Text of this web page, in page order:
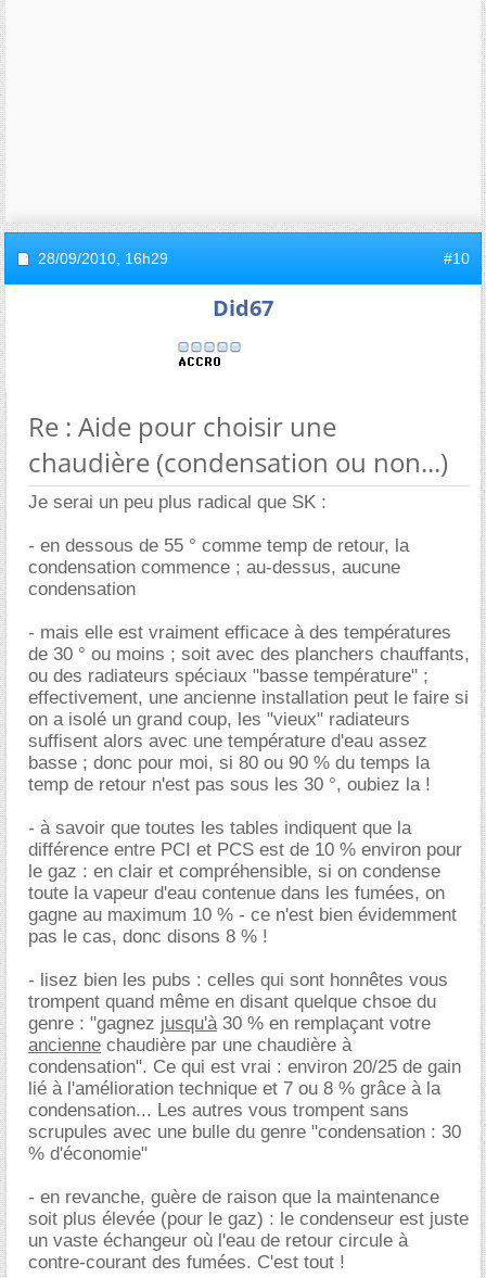
28/09/2010, 16h29 #10
Did67
Re : Aide pour choisir une
chaudière (condensation ou non...)
Je serai un peu plus radical que SK :
- en dessous de 55 ° comme temp de retour, la
condensation commence ; au-dessus, aucune
condensation
- mais elle est vraiment efficace à des températures
de 30 ° ou moins ; soit avec des planchers chauffants,
ou des radiateurs spéciaux "basse température" ;
effectivement, une ancienne installation peut le faire si
on a isolé un grand coup, les "vieux" radiateurs
suffisent alors avec une température d'eau assez
basse ; donc pour moi, si 80 ou 90 % du temps la
temp de retour n'est pas sous les 30 °, oubiez la !
- à savoir que toutes les tables indiquent que la
différence entre PCI et PCS est de 10 % environ pour
le gaz : en clair et compréhensible, si on condense
toute la vapeur d'eau contenue dans les fumées, on
gagne au maximum 10 % - ce n'est bien évidemment
pas le cas, donc disons 8 % !
- lisez bien les pubs : celles qui sont honnêtes vous
trompent quand même en disant quelque chsoe du
genre : "gagnez jusqu'à30 % en remplaçant votre
ancienne chaudière par une chaudière à
condensation". Ce qui est vrai : environ 20/25 de gain
lié à l'amélioration technique et 7 ou 8 % grâce à la
condensation... Les autres vous trompent sans
scrupules avec une bulle du genre "condensation : 30
% d'économie"
- en revanche, guère de raison que la maintenance
soit plus élevée (pour le gaz) : le condenseur est juste
un vaste échangeur où l'eau de retour circule à
contre-courant des fumées. C'est tout !